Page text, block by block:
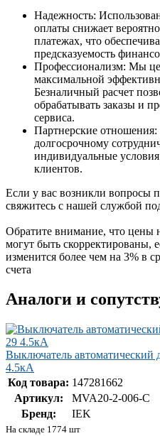
Надежность:
оплаты снижает
платежах, что
предсказуемость
Профессионализм: Мы
максимальной
Безналичный расчет
обрабатывать заказы и
сервиса.
Партнерские
долгосрочному
индивидуальные
клиентов.
Если у вас возникли вопросы
свяжитесь с нашей службой
Обратите внимание, что цены
могут быть скорректированы,
изменится более чем на 3% в
счета
Аналоги и
Выключатель
4.5кА
Код товара: 147281662
Артикул:
MVA20-2-006-C
Бренд:
IEK
На складе 1774 шт